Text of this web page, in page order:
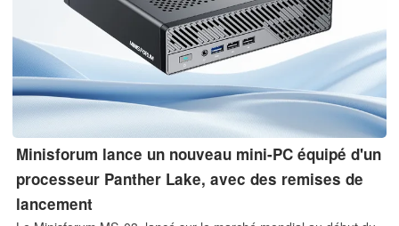
Minisforum lance un nouveau mini-PC équipé d'un
processeur Panther Lake, avec des remises de
lancement